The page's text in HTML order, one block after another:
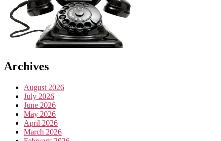
Archives
August 2026
July 2026
June 2026
May 2026
April 2026
March 2026